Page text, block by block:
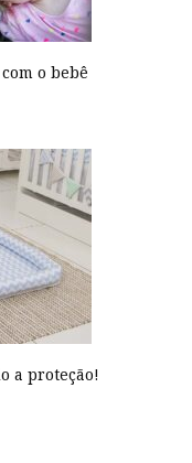
o bebê
a proteção!